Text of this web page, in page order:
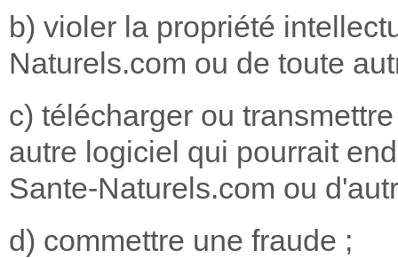
b) violer la propriété
Naturels.com ou de toute
c) télécharger ou
autre logiciel qui pourrait
Sante-Naturels.com ou
d) commettre une fraude ;